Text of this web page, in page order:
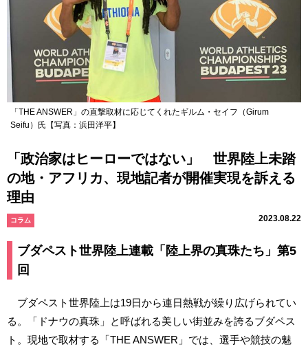
「THE ANSWER」の直撃取材に応じてくれたギルム・セイフ（Girum
Seifu）氏【写真：浜田洋平】
「政治家はヒーローではない」 世界陸上未踏
の地・アフリカ、現地記者が開催実現を訴える
理由
コラム 2023.08.22
ブダペスト世界陸上連載「陸上界の真珠たち」第5
回
ブダペスト世界陸上は19日から連日熱戦が繰り広げられてい
る。「ドナウの真珠」と呼ばれる美しい街並みを誇るブダペス
ト。現地で取材する「THE ANSWER」では、選手や競技の魅